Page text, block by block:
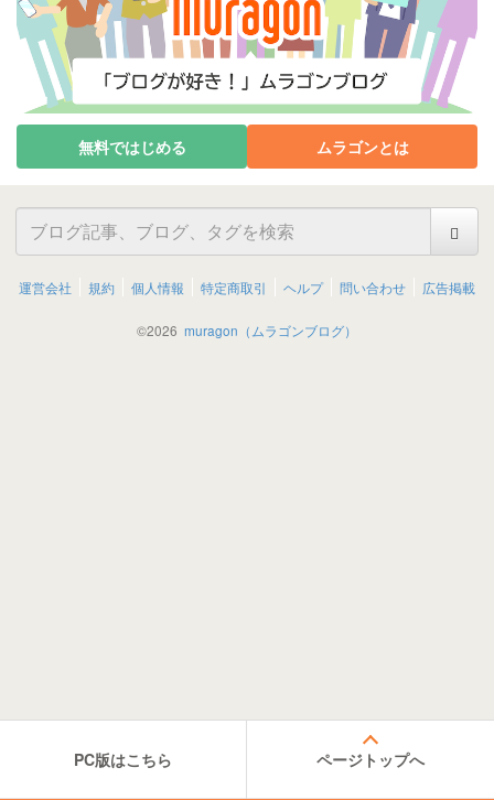
無料ではじめる ムラゴンとは
運営会社 規約 個人情報 特定商取引 ヘルプ 問い合わせ 広告掲載
©2026 muragon（ムラゴンブログ）
PC版はこちら ページトップへ